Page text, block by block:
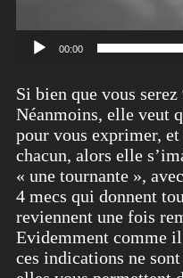
00:00
Si bien que vous
Néanmoins, elle veut
pour vous exprimer,
chacun, alors elle
« une tournante »,
4 mecs qui donnent
reviennent une fois
Evidemment comme
ces indications ne